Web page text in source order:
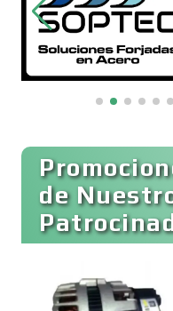
Bordados y
Cafeterías
Cajas de
de